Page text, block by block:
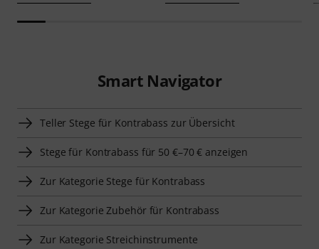
Smart Navigator
Teller Stege für Kontrabass zur Übersicht
Stege für Kontrabass für 50 €–70 € anzeigen
Zur Kategorie Stege für Kontrabass
Zur Kategorie Zubehör für Kontrabass
Zur Kategorie Streichinstrumente